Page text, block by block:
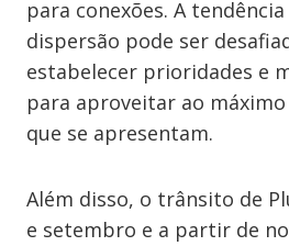
para conexões. A
dispersão pode ser
estabelecer prioridades e
para aproveitar ao
que se apresentam.
Além disso, o trânsito de
e setembro e a partir de